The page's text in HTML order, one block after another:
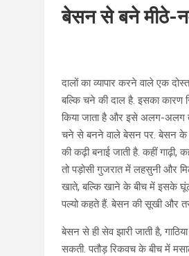
बेसन से बने मीठे-
दालों का व्यापार करने वाले एक
बल्कि चने की दाल है. इसका कारण
किया जाता है और इसे अलग-अलग
चने से बनने वाले बेसन पर. बेसन के
की कढ़ी बनाई जाती है. कहीं गाढ़ी,
तो पड़ोसी गुजरात में लहसुनी और
खाते, बल्कि खाने के बीच में इसके
पल्यो कहते हैं. बेसन की सूखी और
बेसन से ही सेव झारी जाती है,
सकती. पतौड़ रिकवच के बीच में